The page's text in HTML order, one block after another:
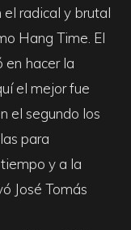
el radical y brutal
Hang Time. El
en hacer la
el mejor fue
el segundo los
para
y a la
José Tomás